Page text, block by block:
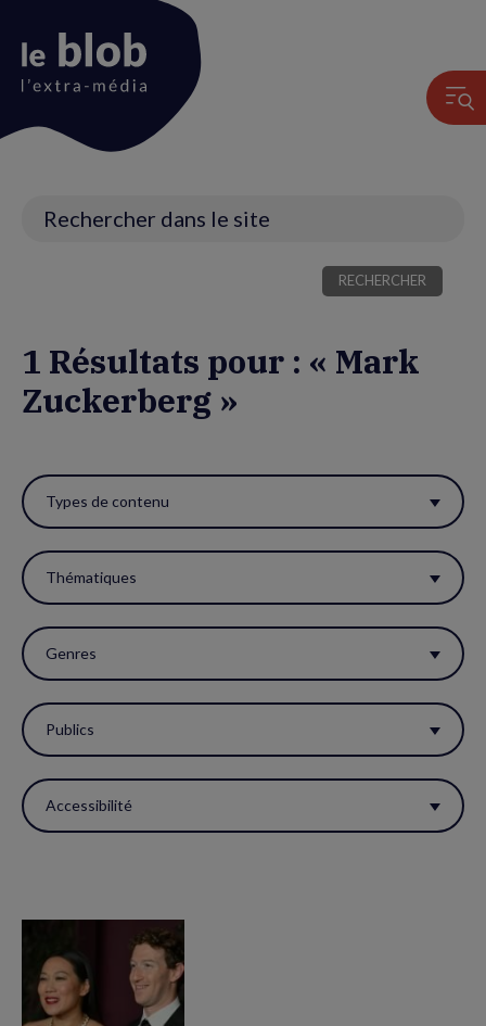
1 Résultats pour : « Mark
Zuckerberg »
ces
filtres
pour
réactualiser
la
page.
Types de contenu
Thématiques
Genres
Publics
Accessibilité